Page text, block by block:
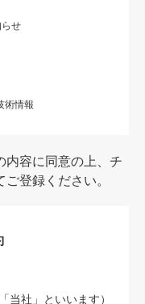
せ
術情報
内容に同意の上、チ
登録ください。
当社」といいます）